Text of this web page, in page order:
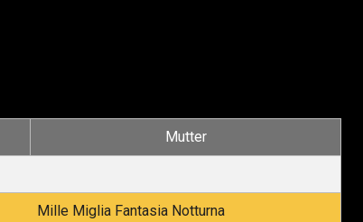
Mutter
Mille Miglia Fantasia Notturna